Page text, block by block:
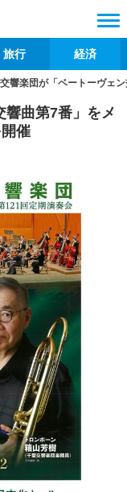
旅行 経済
響楽団が「ベートーヴェ
響曲第7番」をメ
催